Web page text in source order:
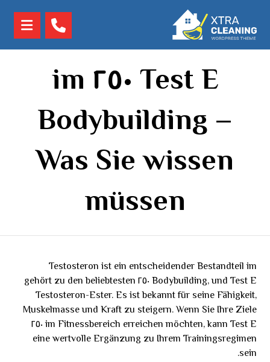
Test E ٢٥٠ im
Bodybuilding –
Was Sie wissen
müssen
Testosteron ist ein entscheidender Bestandteil im
Bodybuilding, und Test E ٢٥٠ gehört zu den beliebtesten
Testosteron-Ester. Es ist bekannt für seine Fähigkeit,
Muskelmasse und Kraft zu steigern. Wenn Sie Ihre Ziele
im Fitnessbereich erreichen möchten, kann Test E ٢٥٠
eine wertvolle Ergänzung zu Ihrem Trainingsregimen
sein.